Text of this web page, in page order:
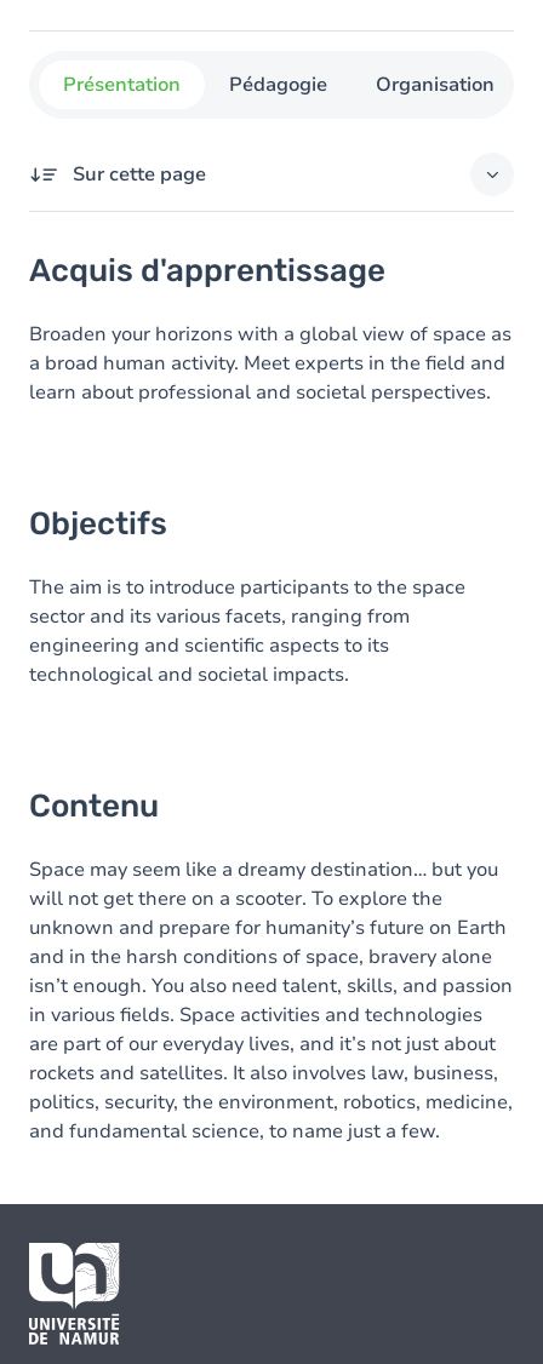
Présentation Pédagogie Organisation
Sur cette page
Objectifs
Contenu
Acquis d'apprentissage
Broaden your horizons with a global view of space as
a broad human activity. Meet experts in the field and
learn about professional and societal perspectives.
Objectifs
The aim is to introduce participants to the space
sector and its various facets, ranging from
engineering and scientific aspects to its
technological and societal impacts.
Contenu
Space may seem like a dreamy destination… but you
will not get there on a scooter. To explore the
unknown and prepare for humanity’s future on Earth
and in the harsh conditions of space, bravery alone
isn’t enough. You also need talent, skills, and passion
in various fields. Space activities and technologies
are part of our everyday lives, and it’s not just about
rockets and satellites. It also involves law, business,
politics, security, the environment, robotics, medicine,
and fundamental science, to name just a few.